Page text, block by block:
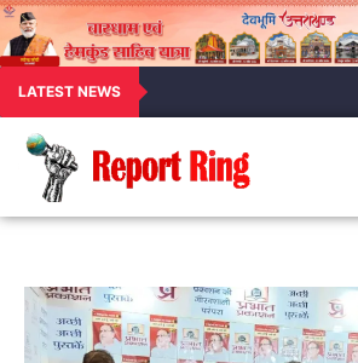
LATEST NEWS